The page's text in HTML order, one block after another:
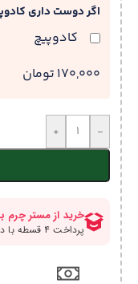
اگر دوست داری
کادوپیچ
170,000 تومان
-
+